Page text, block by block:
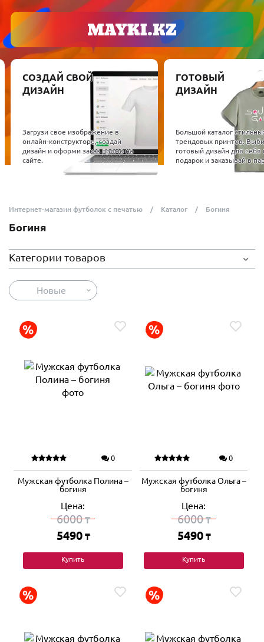
СОЗДАЙ СВОЙ
ДИЗАЙН
Загрузи свое изображение в
онлайн-конструкторе, создай
дизайн и оформи заказ прямо на
сайте.
ГОТОВЫЙ
ДИЗАЙН
Большой каталог
трендовых принтов.
готовый дизайн для себя
подарок и заказывай в
Интернет-магазин футболок с печатью Каталог Богиня
Богиня
Категории товаров
Новые
0
Мужская футболка Полина –
богиня
Цена:
6000₸
5490 ₸
Купить
0
Мужская футболка Ольга –
богиня
Цена:
6000₸
5490 ₸
Купить